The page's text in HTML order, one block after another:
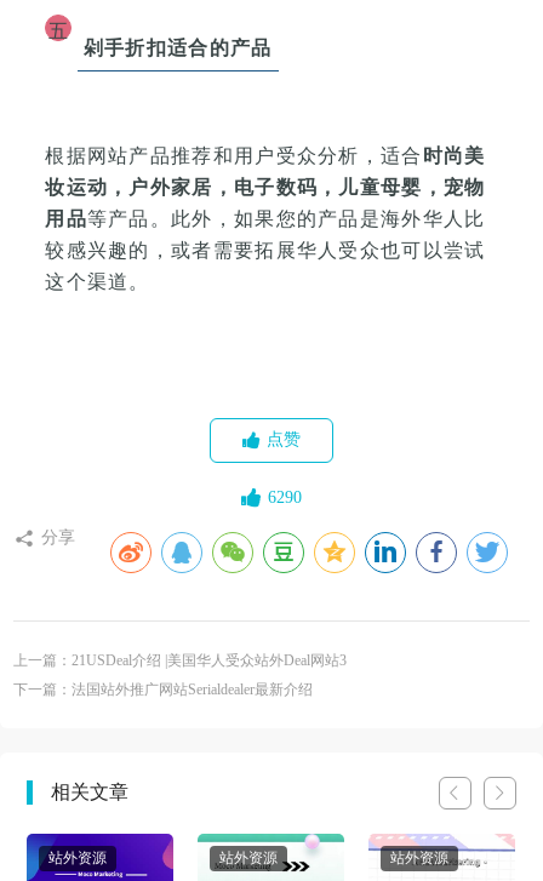
五
剁手折扣适合的产品
根据网站产品推荐和用户受众分析，适合 时尚美
妆运动，户外家居，电子数码，儿童母婴，宠物
用品等产品。此外，如果您的产品是海外华人比
较感兴趣的，或者需要拓展华人受众也可以尝试
这个渠道。
点赞
6290
分享
上一篇：21USDeal介绍 |美国华人受众站外Deal网站3
下一篇：法国站外推广网站Serialdealer最新介绍
相关文章
站外资源 站外资源 站外资源